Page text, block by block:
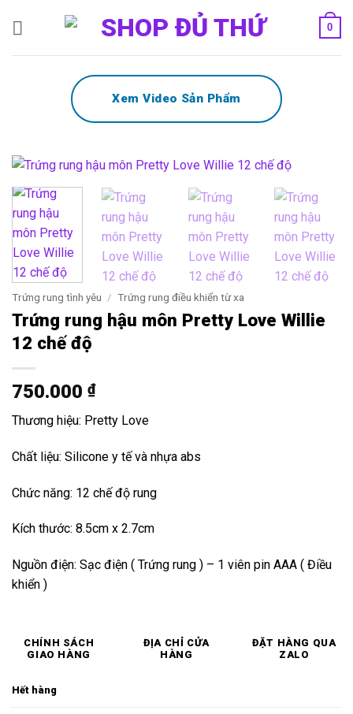
0
Xem Video Sản Phẩm
Trứng rung tình yêu / Trứng rung điều khiển từ xa
Trứng rung hậu môn Pretty Love Willie
12 chế độ
750.000 ₫
Thương hiệu: Pretty Love
Chất liệu: Silicone y tế và nhựa abs
Chức năng: 12 chế độ rung
Kích thước: 8.5cm x 2.7cm
Nguồn điện: Sạc điện ( Trứng rung ) – 1 viên pin AAA ( Điều
khiển )
CHÍNH SÁCH
GIAO HÀNG
ĐỊA CHỈ CỬA
HÀNG
ĐẶT HÀNG QUA
ZALO
Hết hàng